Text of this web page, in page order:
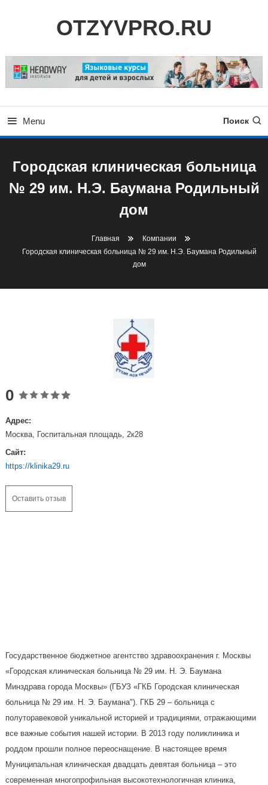
OTZYVPRO.RU
Menu Поиск
Городская клиническая больница
№ 29 им. Н.Э. Баумана Родильный
дом
Главная
Компании
Городская клиническая больница № 29 им. Н.Э. Баумана Родильный
дом
0
Адрес:
Москва, Госпитальная площадь, 2к28
Сайт:
https://klinika29.ru
Оставить отзыв
Государственное бюджетное агентство здравоохранения г. Москвы
«Городская клиническая больница № 29 им. Н. Э. Баумана
Минздрава города Москвы» (ГБУЗ «ГКБ Городская клиническая
больница № 29 им. Н. Э. Баумана"). ГКБ 29 – больница с
полуторавековой уникальной историей и традициями, отражающими
все важные события нашей истории. В 2013 году поликлиника и
роддом прошли полное переоснащение. В настоящее время
Муниципальная клиническая двадцать девятая больница – это
современная многопрофильная высокотехнологичная клиника,